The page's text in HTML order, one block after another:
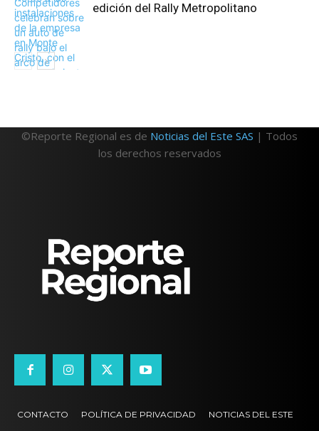
edición del Rally Metropolitano
©Reporte Regional es de Noticias del Este SAS | Todos
los derechos reservados
CONTACTO POLÍTICA DE PRIVACIDAD NOTICIAS DEL ESTE